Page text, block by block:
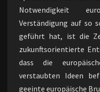
Notwendigkeit
Verständigung auf so
geführt hat, ist die
zukunftsorientierte
dass die
verstaubten Ideen
geeinte europäische